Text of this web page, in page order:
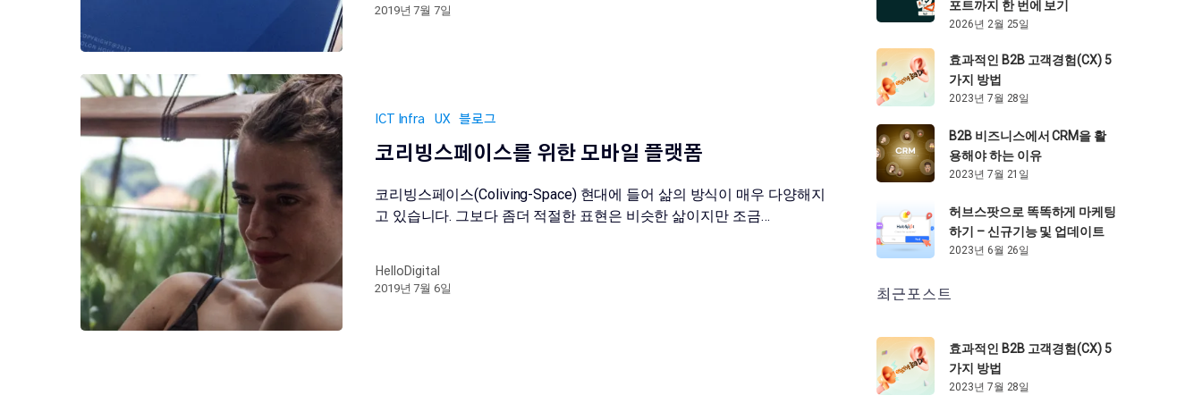
2019년 7월 7일
ICT Infra UX 블로그
코리빙스페이스를 위한 모바일 플랫폼
코리빙스페이스(Coliving-Space) 현대에 들어 삶의 방식이 매우 다양해지
고 있습니다. 그보다 좀더 적절한 표현은 비슷한 삶이지만 조금…
HelloDigital
2019년 7월 6일
포트까지 한 번에 보기
2026년 2월 25일
효과적인 B2B 고객경험(CX) 5
가지 방법
2023년 7월 28일
B2B 비즈니스에서 CRM을 활
용해야 하는 이유
2023년 7월 21일
허브스팟으로 똑똑하게 마케팅
하기 – 신규기능 및 업데이트
2023년 6월 26일
최근포스트
효과적인 B2B 고객경험(CX) 5
가지 방법
2023년 7월 28일